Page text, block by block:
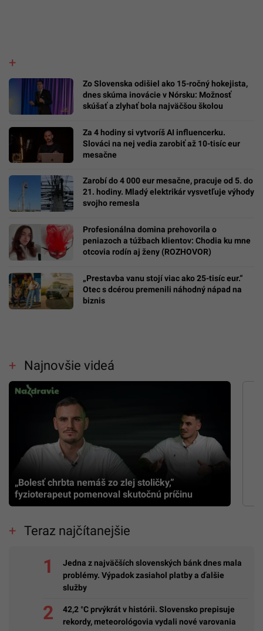
Zo Slovenska odišiel ako 15-ročný hokejista,
dnes skúma inovácie v Nórsku: Možnosť
skúšať a zlyhať bola najväčšou školou
Za 4 hodiny si vytvoríš AI influencerku.
Slováci na nej vedia zarobiť až 10-tisíc eur
mesačne
Zarobí do 4 000 eur mesačne, pracuje od 5. do
21. hodiny. Mladý elektrikár vysvetľuje výhody
svojho remesla
Profesionálna domina prehovorila o
peniazoch a túžbach klientov: Chodia ku mne
otcovia rodín aj ženy (ROZHOVOR)
„Prestavba vanu stojí viac ako 25-tisíc eur.“
Otec s dcérou premenili náhodný nápad na
biznis
Najnovšie videá
„Bolesť chrbta nemáš zo zlej stoličky,”
fyzioterapeut pomenoval skutočnú príčinu
Teraz najčítanejšie
Jedna z najväčších slovenských bánk dnes mala
problémy. Výpadok zasiahol platby a ďalšie
služby
42,2 °C prvýkrát v histórii. Slovensko prepisuje
rekordy, meteorológovia vydali nové varovania